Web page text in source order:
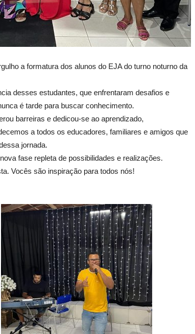
a formatura dos alunos do EJA do turno noturno da
desses estudantes, que enfrentaram desafios e
é tarde para buscar conhecimento.
barreiras e dedicou-se ao aprendizado,
a todos os educadores, familiares e amigos que
jornada.
fase repleta de possibilidades e realizações.
Vocês são inspiração para todos nós!